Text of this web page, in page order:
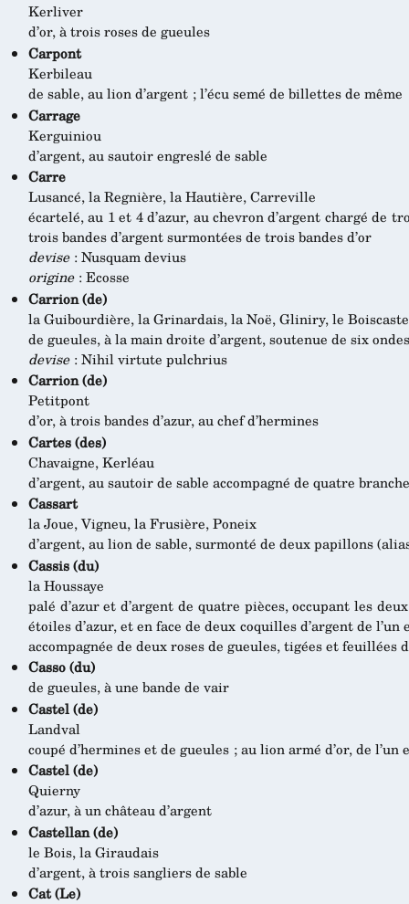
Kerliver
d’or, à trois roses de gueules
Carpont
Kerbileau
de sable, au lion d’argent ; l’écu semé de billettes de même
Carrage
Kerguiniou
d’argent, au sautoir engreslé de sable
Carre
Lusancé, la Regnière, la Hautière, Carreville
écartelé, au 1 et 4 d’azur, au chevron d’argent chargé de
trois bandes d’argent surmontées de trois bandes d’or
devise: Nusquam devius
origine: Ecosse
Carrion (de)
la Guibourdière, la Grinardais, la Noë, Gliniry, le
de gueules, à la main droite d’argent, soutenue de six
devise: Nihil virtute pulchrius
Carrion (de)
Petitpont
d’or, à trois bandes d’azur, au chef d’hermines
Cartes (des)
Chavaigne, Kerléau
d’argent, au sautoir de sable accompagné de quatre
Cassart
la Joue, Vigneu, la Frusière, Poneix
d’argent, au lion de sable, surmonté de deux papillons
Cassis (du)
la Houssaye
palé d’azur et d’argent de quatre pièces, occupant les
étoiles d’azur, et en face de deux coquilles d’argent de l’un
accompagnée de deux roses de gueules, tigées et feuillées
Casso (du)
de gueules, à une bande de vair
Castel (de)
Landval
coupé d’hermines et de gueules ; au lion armé d’or, de l’un
Castel (de)
Quierny
d’azur, à un château d’argent
Castellan (de)
le Bois, la Giraudais
d’argent, à trois sangliers de sable
Cat (Le)